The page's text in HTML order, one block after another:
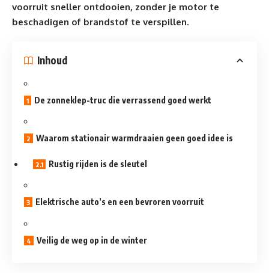
voorruit sneller ontdooien, zonder je motor te
beschadigen of brandstof te verspillen.
Inhoud
De zonneklep-truc die verrassend goed werkt
Waarom stationair warmdraaien geen goed idee is
Rustig rijden is de sleutel
Elektrische auto’s en een bevroren voorruit
Veilig de weg op in de winter